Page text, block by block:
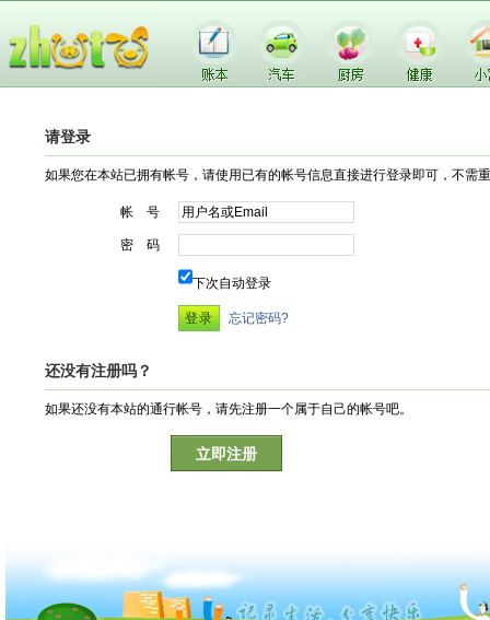
请登录
如果您在本站已拥有帐号，请使用已有的帐号信息直接进行登录即可，不需
帐 号
密 码
下次自动登录
忘记密码?
还没有注册吗？
如果还没有本站的通行帐号，请先注册一个属于自己的帐号吧。
立即注册